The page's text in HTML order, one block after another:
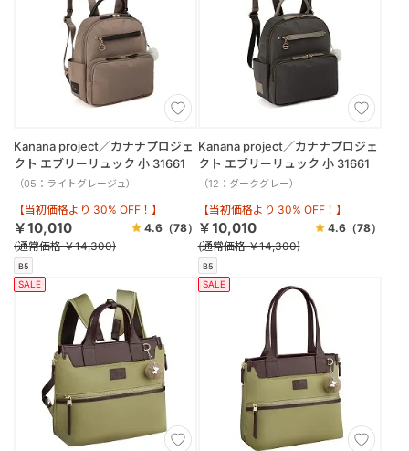
B5
Kanana project／カナナプロジェ
クト エブリーリュック 小 31661
（05：ライトグレージュ）
【当初価格より 30% OFF！】
￥10,010 4.6（78）
(通常価格 ￥14,300)
B5
Kanana project／カナナプロジェ
クト エブリーリュック 小 31661
（12：ダークグレー）
【当初価格より 30% OFF！】
￥10,010 4.6 （78）
(通常価格 ￥14,300)
SALE SALE